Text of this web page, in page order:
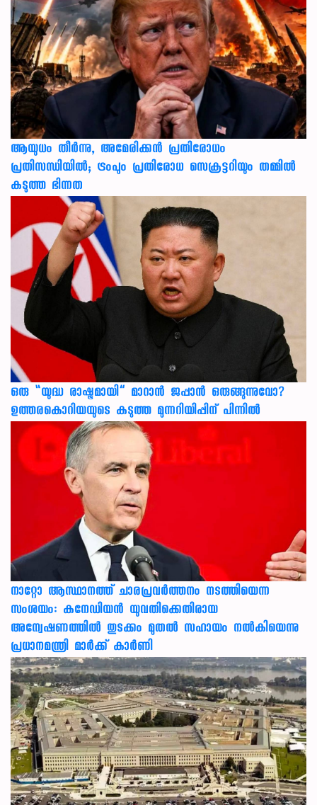
ആയുധം തീർന്നു, അമേരിക്കൻ പ്രതിരോധം
പ്രതിസന്ധിയിൽ; ട്രംപും പ്രതിരോധ സെക്രട്ടറിയും തമ്മിൽ
കടുത്ത ഭിന്നത
ഒരു “യുദ്ധ രാഷ്ട്രമായി” മാറാൻ ജപ്പാൻ ഒരുങ്ങുന്നുവോ?
ഉത്തരകൊറിയയുടെ കടുത്ത മുന്നറിയിപ്പിന് പിന്നിൽ
നാറ്റോ ആസ്ഥാനത്ത് ചാരപ്രവര്‍ത്തനം നടത്തിയെന്ന
സംശയം: കനേഡിയന്‍ യുവതിക്കെതിരായ
അന്വേഷണത്തില്‍ തുടക്കം മുതല്‍ സഹായം നല്‍കിയെന്നു
പ്രധാനമന്ത്രി മാര്‍ക്ക് കാര്‍ണി